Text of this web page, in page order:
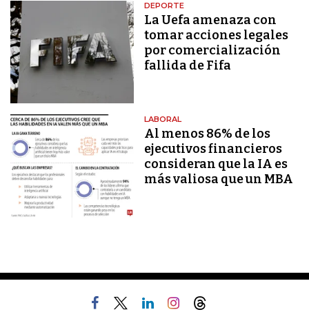
DEPORTE
La Uefa amenaza con
tomar acciones legales
por comercialización
fallida de Fifa
LABORAL
Al menos 86% de los
ejecutivos financieros
consideran que la IA es
más valiosa que un MBA